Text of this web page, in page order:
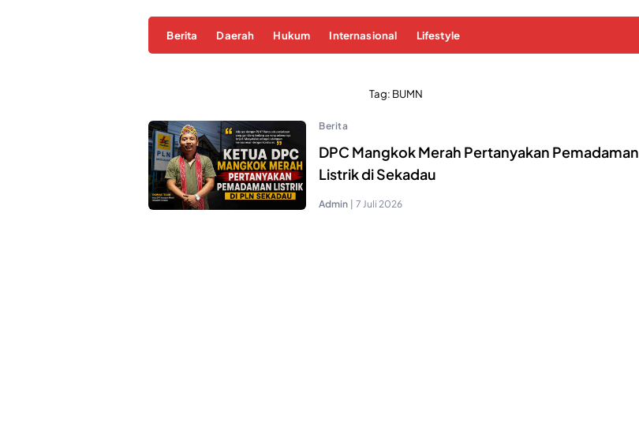
Berita Daerah Hukum Internasional Lifestyle
Tag: BUMN
Berita
DPC Mangkok Merah Pertanyakan Pemadaman
Listrik di Sekadau
Admin 7 Juli 2026